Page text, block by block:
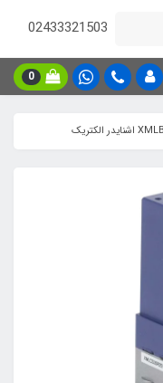
02433321503
0